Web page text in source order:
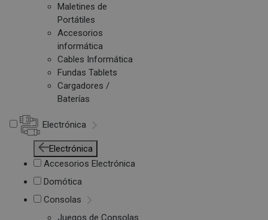
Maletines de
Portátiles
Accesorios
informática
Cables Informática
Fundas Tablets
Cargadores /
Baterías
Electrónica
Electrónica
Accesorios Electrónica
Domótica
Consolas
Juegos de Consolas